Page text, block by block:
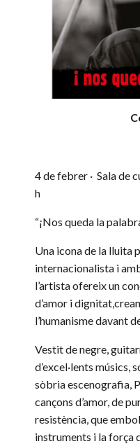
4 de febrer · Sala de
h
“¡Nos queda la
Una icona de la lluita
internacionalista i
l’artista ofereix un
d’amor i
l’humanisme davant
Vestit de negre,
d’excel·lents músics,
sòbria escenografia,
cançons d’amor, de
resistència, que
instruments i la força